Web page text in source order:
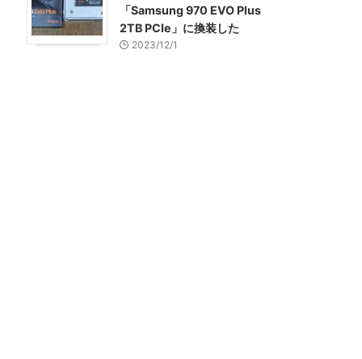
「Samsung 970 EVO Plus
2TB PCIe」に換装した
2023/12/1